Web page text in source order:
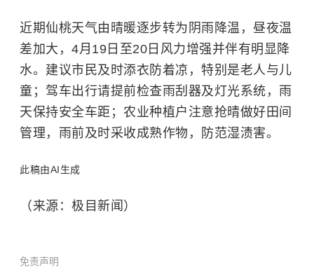
近期仙桃天气由晴暖逐步转为阴雨降温，昼夜温
差加大，4月19日至20日风力增强并伴有明显降
水。建议市民及时添衣防着凉，特别是老人与儿
童；驾车出行请提前检查雨刮器及灯光系统，雨
天保持安全车距；农业种植户注意抢晴做好田间
管理，雨前及时采收成熟作物，防范湿渍害。
此稿由AI生成
（来源：极目新闻）
免责声明